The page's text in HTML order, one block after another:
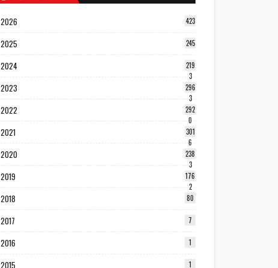
2026 423
2025 245
2024
219
3
2023
296
3
2022
292
0
2021
301
6
2020
238
3
2019
176
2
2018 80
2017 7
2016 1
2015 1